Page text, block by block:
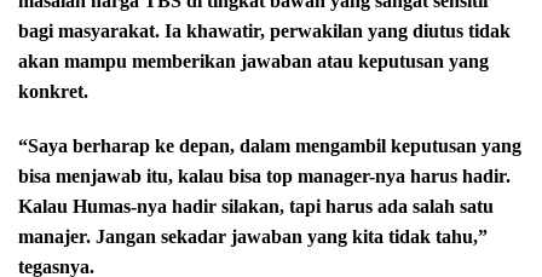
bagi masyarakat. Ia khawatir, perwakilan yang diutus tidak
akan mampu memberikan jawaban atau keputusan yang
konkret.
“Saya berharap ke depan, dalam mengambil keputusan yang
bisa menjawab itu, kalau bisa top manager-nya harus hadir.
Kalau Humas-nya hadir silakan, tapi harus ada salah satu
manajer. Jangan sekadar jawaban yang kita tidak tahu,”
tegasnya.